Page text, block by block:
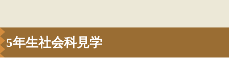
5年生社会科見学